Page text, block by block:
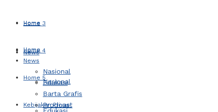
Home 3
Home 4
Home 5
Kebijakan Privasi
Home
News
Nasional
Home
News
Nasional
Edukasi
Barta Grafis
Prodcast